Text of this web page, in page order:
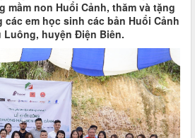
non Huổi Cảnh, thăm và tặng
em học sinh các bản Huổi Cảnh
Luông, huyện Điện Biên.